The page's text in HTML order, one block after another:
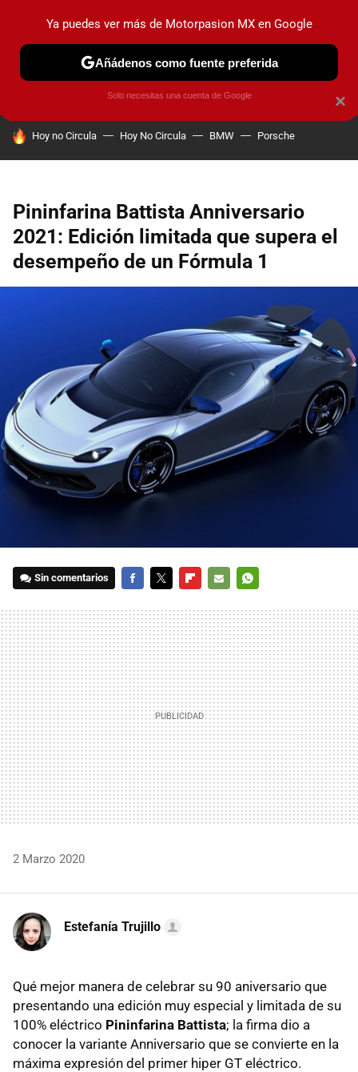
PRUEBAS INDUSTRIA HOY NO CIRCULA
HOY SE HABLA DE
Hoy no Circula Hoy No Circula BMW Porsche
Pininfarina Battista Anniversario
2021: Edición limitada que supera el
desempeño de un Fórmula 1
Sin comentarios
MAIL
2 Marzo 2020
Estefanía Trujillo
Qué mejor manera de celebrar su 90 aniversario que
presentando una edición muy especial y limitada de su
100% eléctrico Pininfarina Battista; la firma dio a
conocer la variante Anniversario que se convierte en la
máxima expresión del primer hiper GT eléctrico.
×
Ya puedes ver más de Motorpasion MX en Google
Añádenos como fuente preferida
Solo necesitas una cuenta de Google